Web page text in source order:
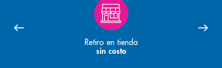
Retiro en tienda
sin costo